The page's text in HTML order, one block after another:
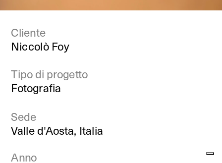
Cliente
Niccolò Foy
Tipo di progetto
Fotografia
Sede
Valle d'Aosta, Italia
Anno